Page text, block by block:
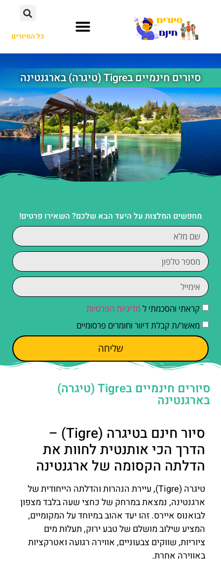
כל הסיורים
סיורים חינמיים בTigre (טיגרה) בארגנטינה
מחפשים המלצות על היעד הבא שלכם? השאירו פרטים!
קראתי והסכמתי ל מדיניות הפרטיות
מאשר/ת קבלת דיוור וחומרים פרסומיים
שליחה
סיורים חינמיים בTigre (טיגרה)
בארגנטינה
סיור חינם בטיגרה (Tigre) –
הדרך הכי אותנטית לחוות את
הדלתה הקסומה של ארגנטינה
טיגרה (Tigre), עיירת הנהרות והדלתה הייחודית של
ארגנטינה, נמצאת במרחק של כחצי שעה בלבד מצפון
לבואנוס איירס. זהו יעד אהוב במיוחד על המקומיים,
המציע שילוב מושלם של טבע ירוק, תעלות מים
ציוריות, שווקים צבעוניים, אווירה רגועה ואטרקציות
באווירה אחרת.